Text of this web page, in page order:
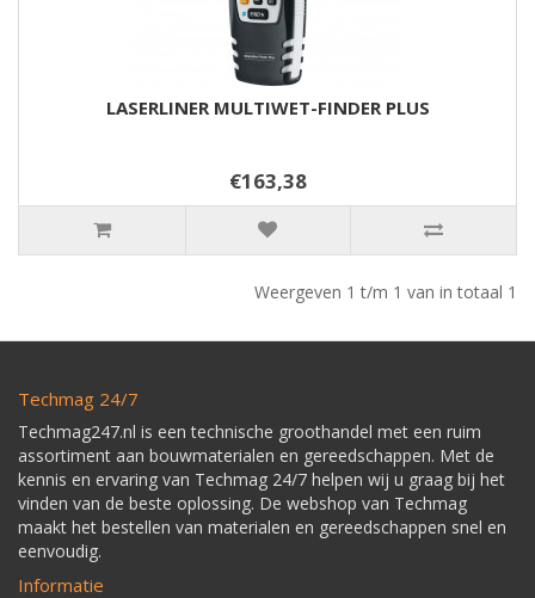
LASERLINER MULTIWET-FINDER PLUS
€163,38
Weergeven 1 t/m 1 van in totaal 1
Techmag 24/7
Techmag247.nl is een technische groothandel met een ruim
assortiment aan bouwmaterialen en gereedschappen. Met de
kennis en ervaring van Techmag 24/7 helpen wij u graag bij het
vinden van de beste oplossing. De webshop van Techmag
maakt het bestellen van materialen en gereedschappen snel en
eenvoudig.
Informatie